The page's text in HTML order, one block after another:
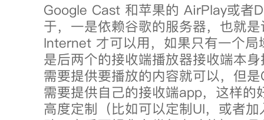
Google Cast 和苹果的 AirPlay或者
于，一是依赖谷歌的服务器，也就
Internet 才可以用，如果只有一个局
是后两个的接收端播放器接收端本
需要提供要播放的内容就可以，但
需要提供自己的接收端app，这样的
高度定制（比如可以定制UI，或者